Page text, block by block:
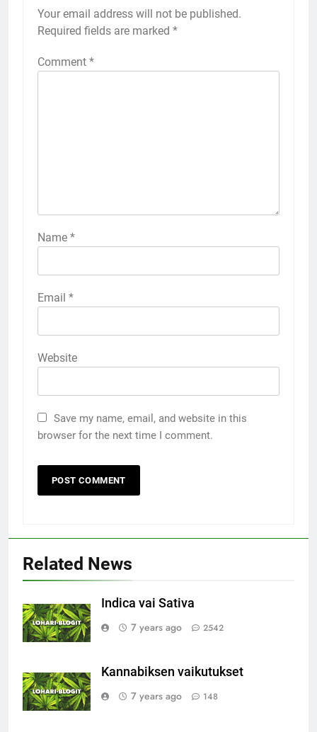
Your email address will not be published.
Required fields are marked *
Comment *
Name *
Email *
Website
Save my name, email, and website in this
browser for the next time I comment.
Related News
Indica vai Sativa
7 years ago
2542
Kannabiksen vaikutukset
7 years ago
148